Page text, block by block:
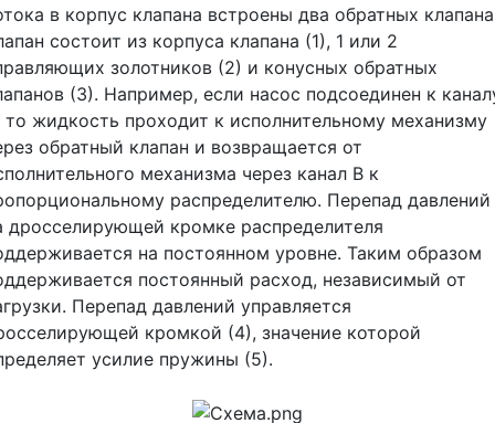
в корпус клапана встроены два обратных
состоит из корпуса клапана (1), 1 или 2
золотников (2) и конусных обратных
(3). Например, если насос подсоединен к
то жидкость проходит к исполнительному механизму
обратный клапан и возвращается от
механизма через канал В к
распределителю. Перепад давлений
дросселирующей кромке распределителя
на постоянном уровне. Таким образом
постоянный расход, независимый от
Перепад давлений управляется
кромкой (4), значение которой
усилие пружины (5).